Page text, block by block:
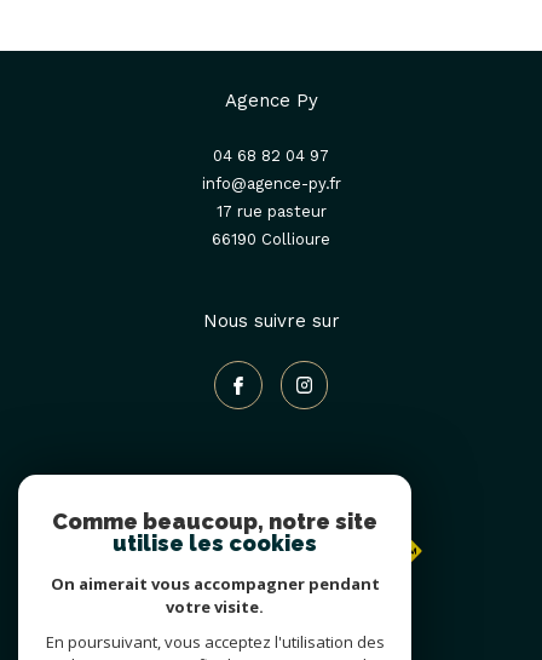
Agence Py
04 68 82 04 97
info@agence-py.fr
17 rue pasteur
66190
collioure
Nous suivre sur
Comme beaucoup, notre site
utilise les cookies
On aimerait vous accompagner pendant
votre visite.
En poursuivant, vous acceptez l'utilisation des